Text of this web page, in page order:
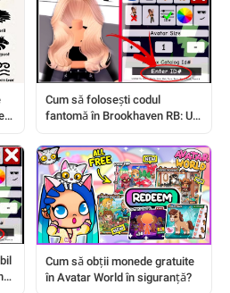
Cum să folosești codul
fantomă în Brookhaven RB: Un
Cum să obții monede gratuite
în Avatar World în siguranță?